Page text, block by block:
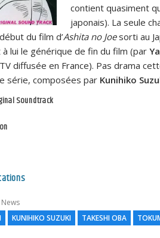
contient quasiment
japonais). La seule
du film d’Ashita no Joesorti au
lui le générique de fin du film (par
diffusée en France). Pas drama
série, composées par Kunihiko
Soundtrack
News
KUNIHIKO SUZUKI TAKESHI OBA